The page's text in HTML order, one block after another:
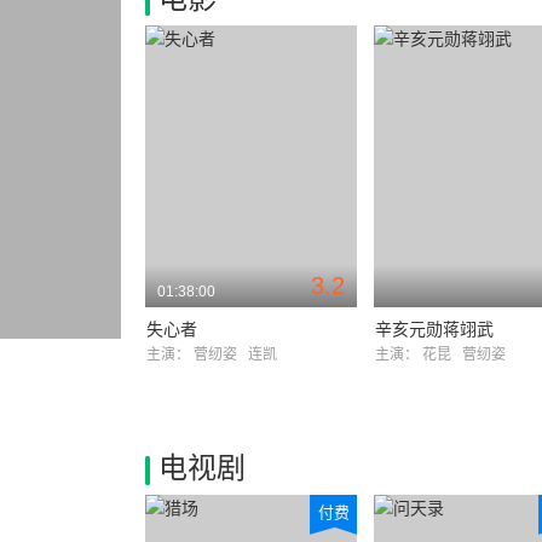
3.2
01:38:00
失心者
主演： 菅纫姿 连凯
辛亥元勋蒋翊武
主演： 花昆 菅纫姿
电视剧
付费